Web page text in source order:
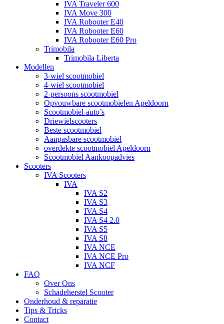
IVA Traveler 600
IVA Move 300
IVA Robooter E40
IVA Robooter E60
IVA Robooter E60 Pro
Trimobila
Trimobila Liberta
Modellen
3-wiel scootmobiel
4-wiel scootmobiel
2-persoons scootmobiel
Opvouwbare scootmobielen Apeldoorn
Scootmobiel-auto’s
Driewielscooters
Beste scootmobiel
Aanpasbare scootmobiel
overdekte scootmobiel Apeldoorn
Scootmobiel Aankoopadvies
Scooters
IVA Scooters
IVA
IVA S2
IVA S3
IVA S4
IVA S4 2.0
IVA S5
IVA S8
IVA NCE
IVA NCE Pro
IVA NCF
FAQ
Over Ons
Schadeherstel Scooter
Onderhoud & reparatie
Tips & Tricks
Contact